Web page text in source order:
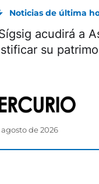
Noticias de última
acudirá a
su
de 2026